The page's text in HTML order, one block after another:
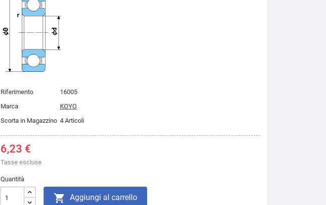
Riferimento
16005
Marca
KOYO
Scorta in Magazzino 4 Articoli
6,23 €
Tasse escluse
Quantità
 Aggiungi al carrello